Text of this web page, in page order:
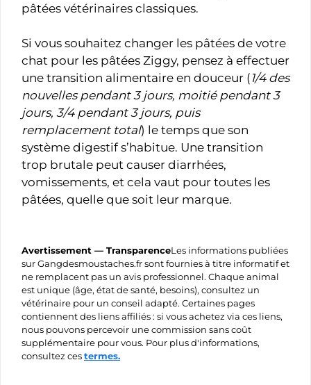
pâtées vétérinaires classiques.
Si vous souhaitez changer les pâtées de votre
chat pour les pâtées Ziggy, pensez à effectuer
une transition alimentaire en douceur ( 1/4 des
nouvelles pendant 3 jours, moitié pendant 3
jours, 3/4 pendant 3 jours, puis
remplacement total) le temps que son
système digestif s’habitue. Une transition
trop brutale peut causer diarrhées,
vomissements, et cela vaut pour toutes les
pâtées, quelle que soit leur marque.
Avertissement — TransparenceLes informations publiées
sur Gangdesmoustaches.fr sont fournies à titre informatif et
ne remplacent pas un avis professionnel. Chaque animal
est unique (âge, état de santé, besoins), consultez un
vétérinaire pour un conseil adapté. Certaines pages
contiennent des liens affiliés : si vous achetez via ces liens,
nous pouvons percevoir une commission sans coût
supplémentaire pour vous. Pour plus d'informations,
consultez cestermes.